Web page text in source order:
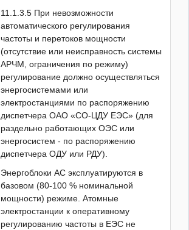
11.1.3.5 При невозможности
автоматического регулирования
частоты и перетоков мощности
(отсутствие или неисправность системы
АРЧМ, ограничения по режиму)
регулирование должно осуществляться
энергосистемами или
электростанциями по распоряжению
диспетчера ОАО «СО-ЦДУ ЕЭС» (для
раздельно работающих ОЭС или
энергосистем - по распоряжению
диспетчера ОДУ или РДУ).
Энергоблоки АС эксплуатируются в
базовом (80-100 % номинальной
мощности) режиме. Атомные
электростанции к оперативному
регулированию частоты в ЕЭС не